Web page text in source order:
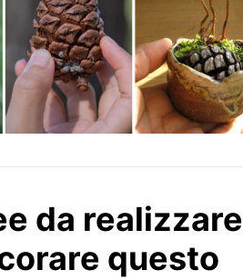
da realizzare
questo